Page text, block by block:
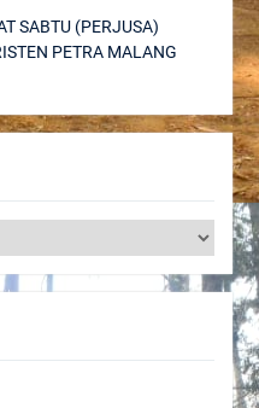
SABTU (PERJUSA)
PETRA MALANG